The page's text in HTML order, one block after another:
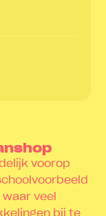
voorop
veel
bij te